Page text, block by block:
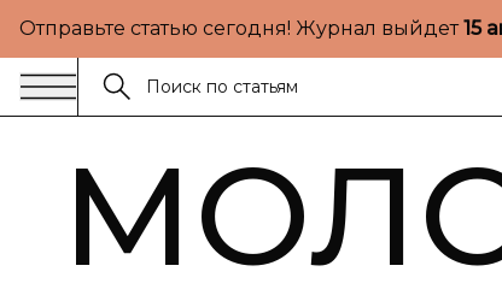
Отправьте статью сегодня! Журнал выйдет15